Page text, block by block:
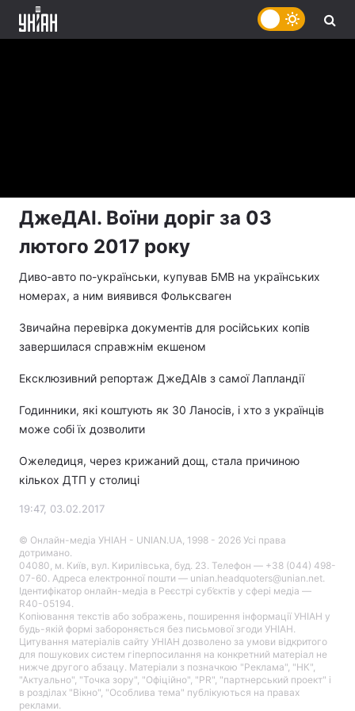
ДжеДАІ. Воїни доріг за 03
лютого 2017 року
Диво-авто по-українськи, купував БМВ на українських
номерах, а ним виявився Фольксваген
Звичайна перевірка документів для російських копів
завершилася справжнім екшеном
Ексклюзивний репортаж ДжеДАІв з самої Лапландії
Годинники, які коштують як 30 Ланосів, і хто з українців
може собі їх дозволити
Ожеледиця, через крижаний дощ, стала причиною
кількох ДТП у столиці
19:47, 03.02.2017
© Онлайн-медіа УНІАН - UNIAN.UA, 1998 - 2026 Усі права
дотримано.
04080, м. Київ, вул. Кирилівська, буд. 23. Телефон — +38 (044) 498-
07-60. Адреса електронної пошти — unian.headquoters@unian.net.
Ідентифікатор онлайн-медіа в Реєстрі суб’єктів у сфері медіа —
R40-05194.
Копіювання текстів або зображень, поширення інформації УНІАН у
будь-якій формі забороняється без письмової згоди УНІАН.
Цитування матеріалів сайту УНІАН дозволено за умови відкритого
для пошукових систем гіперпосилання на конкретний матеріал не
нижче другого абзацу. Матеріали з позначкою "Реклама", "НК",
"Актуально", "Точка зору", "Офіційно", "PR", "партнерський проект" і
в розділах "Вікно", "Особлива тема" публікуються на правах
реклами.